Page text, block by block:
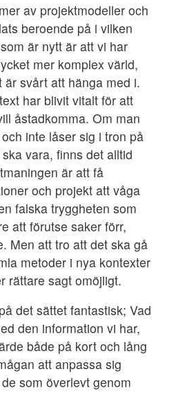
av projektmodeller och
beroende på i vilken
är nytt är att vi har
mer komplex värld,
svårt att hänga med i.
har blivit vitalt för att
åstadkomma. Om man
inte låser sig i tron på
vara, finns det alltid
är att få
och projekt att våga
falska tryggheten som
att förutse saker förr,
Men att tro att det ska gå
metoder i nya kontexter
rättare sagt omöjligt.
det sättet fantastisk; Vad
den information vi har,
både på kort och lång
att anpassa sig
som överlevt genom